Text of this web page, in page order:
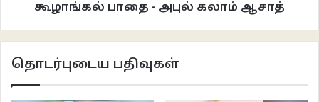
போல. ஒவ்வொரு வருடமும் ஒன்று பலவாகி, சின்னஞ்சிறு வாழைத்தோட்டம்
உதிர்ந்து கிடந்தன. பூர்வாவிற்கு கையெட்டும் தூரத்தில்தான் வாழைப்பூ
தொங்குகிறது. எடுத்து ஆசையாக சமைக்கலாமென தோன்றும். ஆனால், எவரும்
கூழாங்கல் பாதை - அபுல் கலாம் ஆசாத்
தொடர்புடைய பதிவுகள்